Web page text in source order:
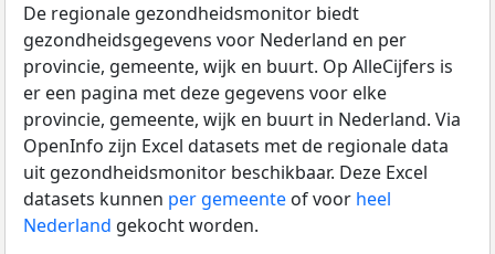
De regionale gezondheidsmonitor biedt
gezondheidsgegevens voor Nederland en per
provincie, gemeente, wijk en buurt. Op AlleCijfers is
er een pagina met deze gegevens voor elke
provincie, gemeente, wijk en buurt in Nederland. Via
OpenInfo zijn Excel datasets met de regionale data
uit gezondheidsmonitor beschikbaar. Deze Excel
datasets kunnen per gemeente of voor heel
Nederland gekocht worden.